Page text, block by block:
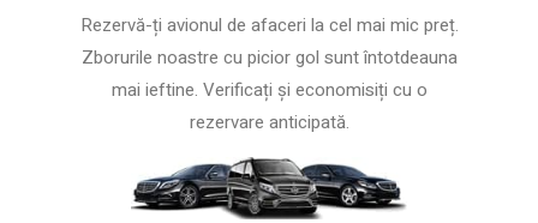
Rezervă-ți avionul de afaceri la cel mai mic preț.
Zborurile noastre cu picior gol sunt întotdeauna
mai ieftine. Verificați și economisiți cu o
rezervare anticipată.